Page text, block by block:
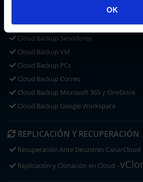
OK
CLOUD BACKUPACRONIS
Cloud Backup Servidores
Cloud Backup VM
Cloud Backup PCs
Cloud Backup Correo
Cloud Backup Microsoft 365 y OneDrive
Cloud Backup Google Workspace
REPLICACIÓN Y RECUPERACIÓN
Recuperación Ante Desastres CanarCloud
Replicación y Clonación en Cloud -